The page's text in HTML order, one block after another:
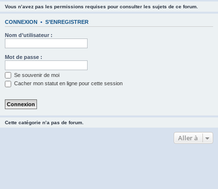
Vous n’avez pas les permissions requises pour consulter les sujets de ce forum.
CONNEXION • S’ENREGISTRER
Nom d’utilisateur :
Mot de passe :
Se souvenir de moi
Cacher mon statut en ligne pour cette session
Cette catégorie n’a pas de forum.
Aller à